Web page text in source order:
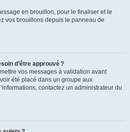
en brouillon, pour le finaliser et le
vos brouillons depuis le panneau de
d’être approuvé ?
vos messages à validation avant
été placé dans un groupe aux
contactez un administrateur du